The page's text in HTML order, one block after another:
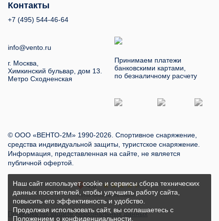
Контакты
+7 (495) 544-46-64
info@vento.ru
г. Москва,
Химкинский бульвар, дом 13.
Метро Сходненская
Принимаем платежи
банковскими картами,
по безналичному расчету
© ООО «ВЕНТО-2М» 1990-2026. Спортивное снаряжение,
средства индивидуальной защиты, туристское снаряжение.
Информация, представленная на сайте, не является
публичной офертой.
Политика по защите персональных данных
Наш сайт использует cookie и сервисы сбора технических
данных посетителей, чтобы улучшить работу сайта,
повысить его эффективность и удобство.
Продолжая использовать сайт, вы соглашаетесь с
Положением о конфиденциальности.